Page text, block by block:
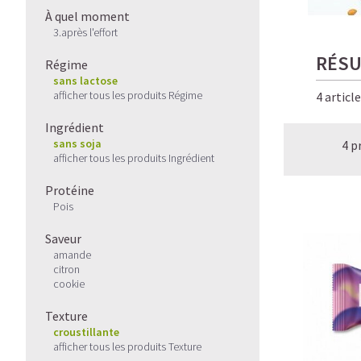
À quel moment
3.après l'effort
Régime
sans lactose
afficher tous les produits Régime
Ingrédient
sans soja
afficher tous les produits Ingrédient
Protéine
Pois
Saveur
amande
citron
cookie
Texture
croustillante
afficher tous les produits Texture
4
4